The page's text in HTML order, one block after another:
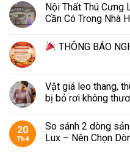
Nội Thất Thú Cưng
Cần Có Trong Nhà
THÔNG BÁO
Vật giá leo thang,
bị bỏ rơi không
20
Th4
So sánh 2 dòng
Lux – Nên Chọn